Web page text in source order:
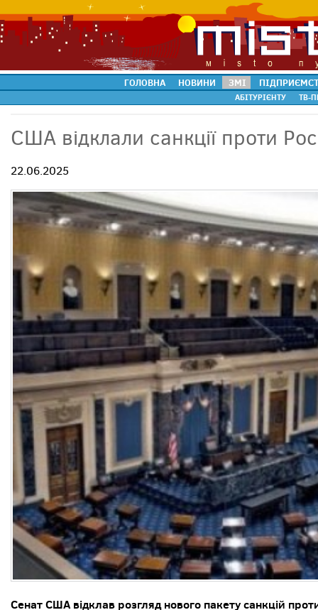
ГОЛОВНА НОВИНИ ЗМІ
АБІТУРІЄНТУ ТВ-
США відклали санкції проти
22.06.2025
Сенат США відклав розгляд нового пакету санкцій проти